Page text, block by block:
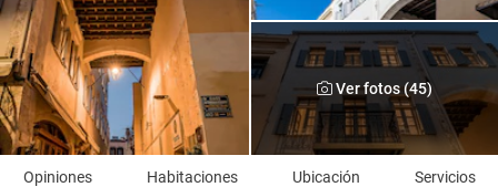
Ver fotos (45)
Opiniones Habitaciones Ubicación Servicios